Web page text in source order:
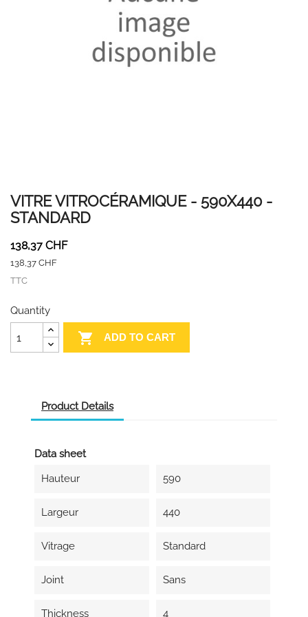
VITRE VITROCÉRAMIQUE - 590X440 -
STANDARD
138,37 CHF
138,37 CHF
TTC
Quantity
 ADD TO CART
Product Details
Data sheet
Hauteur
590
Largeur 440
Vitrage Standard
Joint Sans
Thickness 4